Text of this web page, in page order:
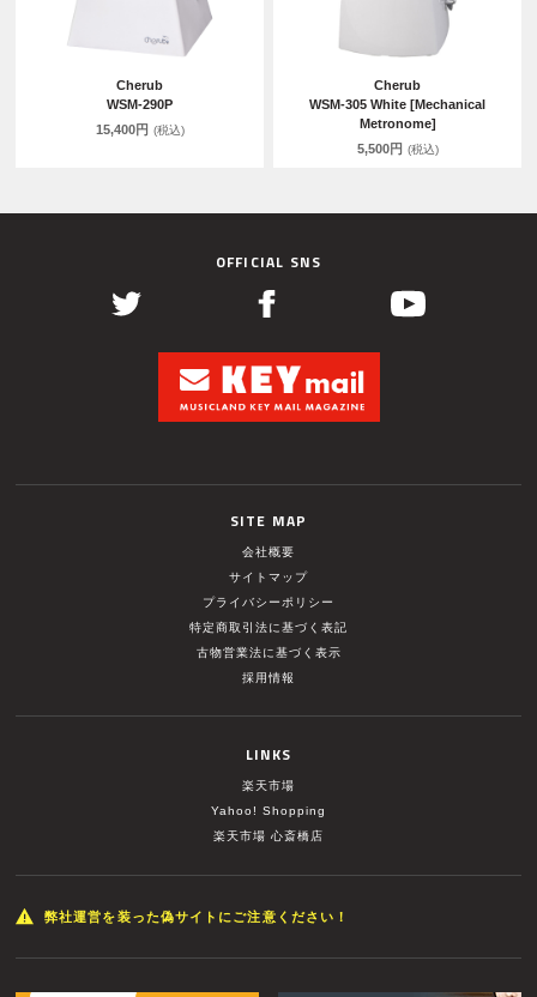
Cherub
WSM-290P
15,400円 (税込)
Cherub
WSM-305 White [Mechanical
Metronome]
5,500円 (税込)
OFFICIAL SNS
SITE MAP
会社概要
サイトマップ
プライバシーポリシー
特定商取引法に基づく表記
古物営業法に基づく表示
採用情報
LINKS
楽天市場
Yahoo! Shopping
楽天市場 心斎橋店
弊社運営を装った偽サイトにご注意ください！